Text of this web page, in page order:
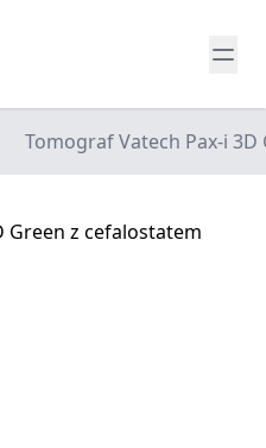
Tomograf Vatech Pax-i